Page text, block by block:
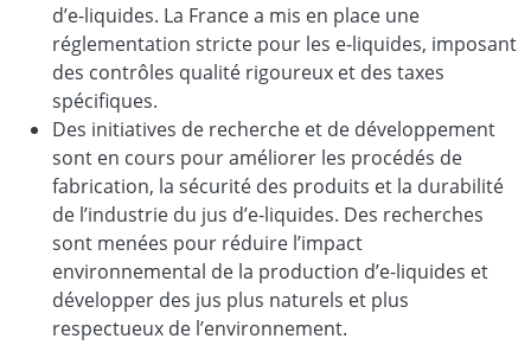
d’e-liquides. La France a mis en place une
réglementation stricte pour les e-liquides, imposant
des contrôles qualité rigoureux et des taxes
spécifiques.
Des initiatives de recherche et de développement
sont en cours pour améliorer les procédés de
fabrication, la sécurité des produits et la durabilité
de l’industrie du jus d’e-liquides. Des recherches
sont menées pour réduire l’impact
environnemental de la production d’e-liquides et
développer des jus plus naturels et plus
respectueux de l’environnement.